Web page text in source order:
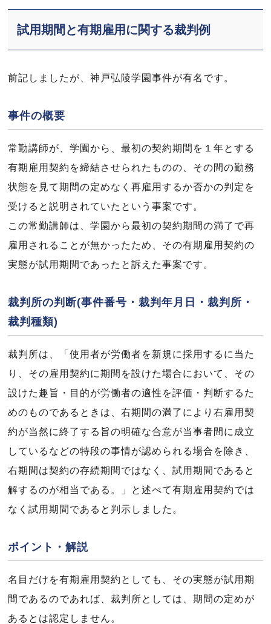
試用期間と有期雇用に関する裁判例
前記しましたが、神戸弘陵学園事件が有名です。
事件の概要
常勤講師が、学園から、最初の契約期間を１年とする
有期雇用契約を締結させられたものの、その間の勤務
状態を見て期間の定めなく再雇用するか否かの判定を
受けると説明されていたという事案です。
この常勤講師は、学園から最初の契約期間の満了で再
雇用されることが無かったため、その有期雇用契約の
実態が試用期間であったと訴えた事案です。
裁判所の判断(事件番号・裁判年月日・裁判所・
裁判種類)
裁判所は、「使用者が労働者を新規に採用するに当た
り、その雇用契約に期間を設けた場合において、その
設けた趣旨・目的が労働者の適性を評価・判断するた
めのものであるときは、右期間の満了により右雇用契
約が当然に終了する旨の明確な合意が当事者間に成立
しているなどの特段の事情が認められる場合を除き、
右期間は契約の存続期間ではなく、試用期間であると
解するのが相当である。」と述べて有期雇用契約では
なく試用期間であると判示しました。
ポイント・解説
名目だけを有期雇用契約としても、その実態が試用期
間であるのであれば、裁判所としては、期間の定めが
あるとは認定しません。